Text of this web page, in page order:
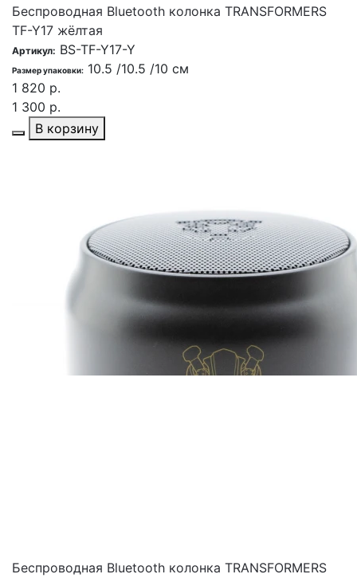
Беспроводная Bluetooth колонка TRANSFORMERS
TF-Y17 жёлтая
Артикул: BS-TF-Y17-Y
Размер упаковки: 10.5 /10.5 /10 см
1 820 р.
1 300 р.
В корзину
Беспроводная Bluetooth колонка TRANSFORMERS